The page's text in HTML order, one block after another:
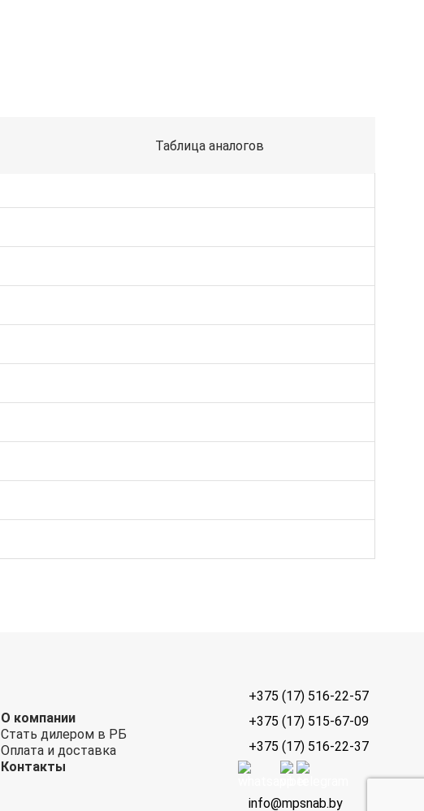
Таблица аналогов
О компании
Стать дилером в РБ
Оплата и доставка
Контакты
+375 (17) 516-22-57
+375 (17) 515-67-09
+375 (17) 516-22-37
info@mpsnab.by